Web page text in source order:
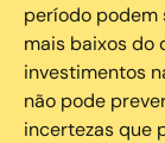
período podem
mais baixos do
investimentos
não pode
incertezas que